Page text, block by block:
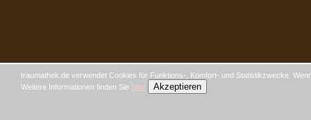
traumathek.de verwendet Cookies für Funktions-, Komfort- und Statistikzwecke.
Weitere Informationen finden Sie hier Akzeptieren